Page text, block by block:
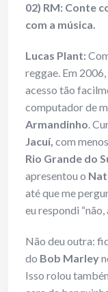
02) RM: Conte
com a música.
Lucas Plant:
reggae. Em
acesso tão
computador de
Armandinho.
Jacuí, com
Rio Grande do
apresentou o
até que me
eu respondi “não,
Não deu outra:
do Bob Marley
Isso rolou